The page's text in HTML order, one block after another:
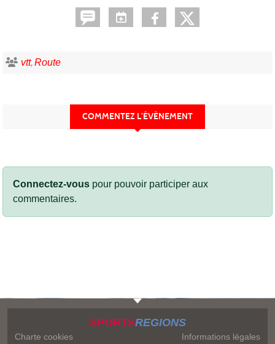
vtt Route
COMMENTEZ L’ÉVÈNEMENT
Connectez-vous pour pouvoir participer aux
commentaires.
SPORTSREGIONS
Charte cookies Informations légales